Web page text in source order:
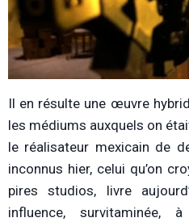
Il en résulte une œuvre
les médiums auxquels on
le réalisateur mexicain de
inconnus hier, celui qu’on
pires studios, livre
influence, survitaminée,